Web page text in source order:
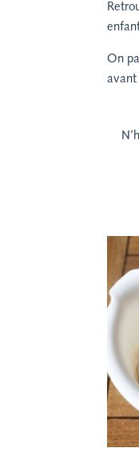
On
avant